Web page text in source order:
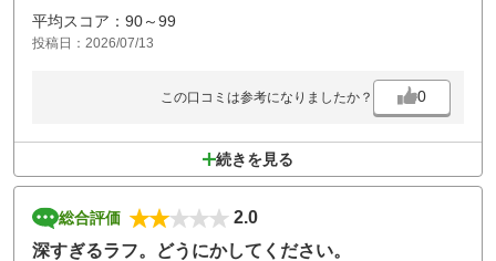
また、来たいと言っていました。
平均スコア：90～99
投稿日：2026/07/13
この口コミは参考になりましたか？ 0
続きを見る
総合評価
2.0
深すぎるラフ。どうにかしてください。